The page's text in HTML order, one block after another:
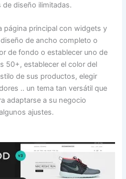
diseño ilimitadas.
página principal con widgets y
de ancho completo o
de fondo o establecer uno de
50+, establecer el color del
de sus productos, elegir
.. un tema tan versátil que
adaptarse a su negocio
ajustes.